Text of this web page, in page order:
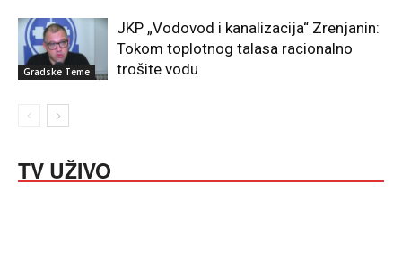
Gradske Teme
JKP „Vodovod i kanalizacija“ Zrenjanin:
Tokom toplotnog talasa racionalno
trošite vodu
TV UŽIVO